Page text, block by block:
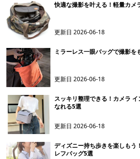
快適な撮影を叶える！軽量カメ
更新日2026-06-18
ミラーレス一眼バッグで撮影
更新日2026-06-18
スッキリ整理できる！カメラ
なれる5選
更新日2026-06-18
ディズニー持ち歩きを楽しもう
レフバッグ5選